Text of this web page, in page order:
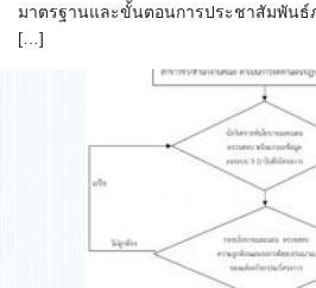
มาตรฐานและขั้นตอนการประชาสัมพัน
[…]